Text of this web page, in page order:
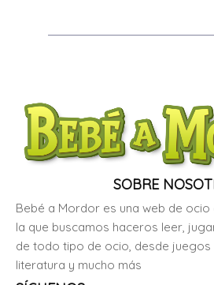
SOBRE
Bebé a Mordor es una web de
la que buscamos haceros leer,
de todo tipo de ocio, desde
literatura y mucho más